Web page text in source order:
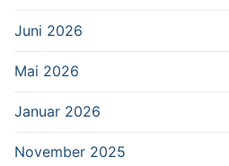
Juni 2026
Mai 2026
Januar 2026
November 2025